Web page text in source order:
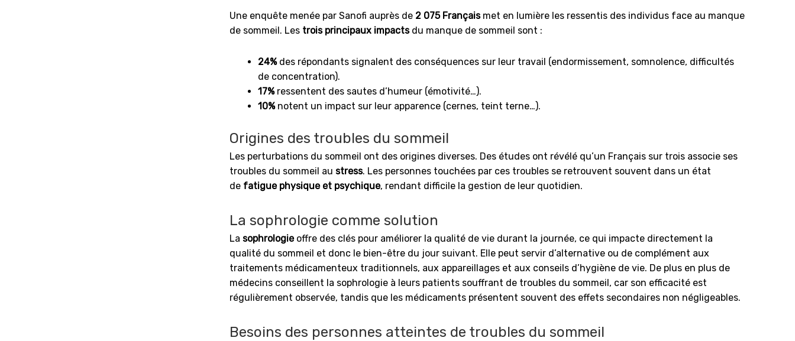
Une enquête menée par Sanofi auprès de 2 075 Françaismet en lumière les ressentis des individus face au manque
de sommeil. Les trois principaux impactsdu manque de sommeil sont :
24%des répondants signalent des conséquences sur leur travail (endormissement, somnolence, difficultés
de concentration).
17%ressentent des sautes d’humeur (émotivité…).
10%notent un impact sur leur apparence (cernes, teint terne…).
Origines des troubles du sommeil
Les perturbations du sommeil ont des origines diverses. Des études ont révélé qu’un Français sur trois associe ses
troubles du sommeil au stress. Les personnes touchées par ces troubles se retrouvent souvent dans un état
de fatigue physique et psychique, rendant difficile la gestion de leur quotidien.
La sophrologie comme solution
La sophrologieoffre des clés pour améliorer la qualité de vie durant la journée, ce qui impacte directement la
qualité du sommeil et donc le bien-être du jour suivant. Elle peut servir d’alternative ou de complément aux
traitements médicamenteux traditionnels, aux appareillages et aux conseils d’hygiène de vie. De plus en plus de
médecins conseillent la sophrologie à leurs patients souffrant de troubles du sommeil, car son efficacité est
régulièrement observée, tandis que les médicaments présentent souvent des effets secondaires non négligeables.
Besoins des personnes atteintes de troubles du sommeil